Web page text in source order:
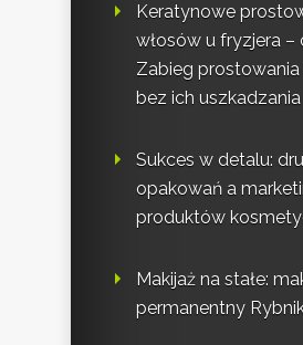
Keratynowe
włosów u fryzjera –
Zabieg prostowania
bez ich uszkadzania
Sukces w detalu:
opakowań a
produktów
Makijaż na stałe:
permanentny